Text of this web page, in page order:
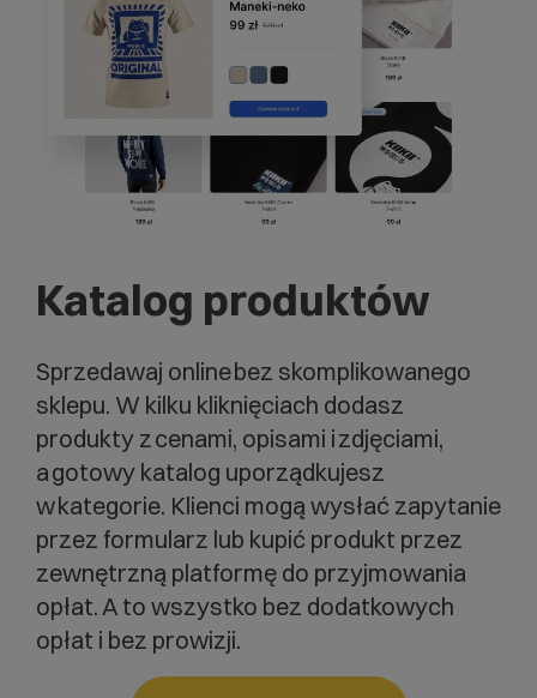
Katalog produktów
Sprzedawaj online bez skomplikowanego
sklepu. W kilku kliknięciach dodasz
produkty z cenami, opisami i zdjęciami,
a gotowy katalog uporządkujesz
w kategorie. Klienci mogą wysłać zapytanie
przez formularz lub kupić produkt przez
zewnętrzną platformę do przyjmowania
opłat. A to wszystko bez dodatkowych
opłat i bez prowizji.